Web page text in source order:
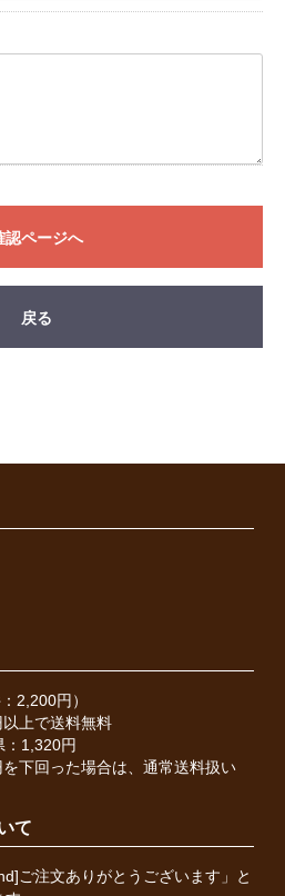
認ページへ
戻る
2,200円）
上で送料無料
1,320円
下回った場合は、通常送料扱い
て
ご注文ありがとうございます」と